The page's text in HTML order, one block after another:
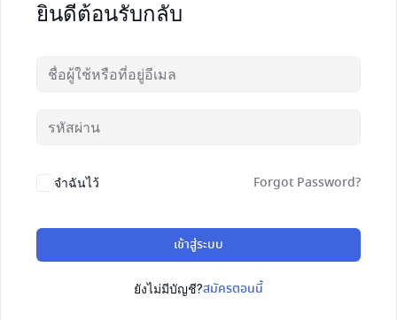
ยินดีต้อนรับกลับ
จำฉันไว้ Forgot Password?
เข้าสู่ระบบ
ยังไม่มีบัญชี?สมัครตอนนี้